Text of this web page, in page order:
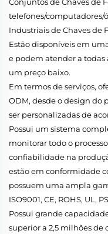
Conjuntos de Chaves de
telefones/computadores/
Industriais de Chaves de
Estão disponíveis em
e podem atender a todas
um preço baixo.
Em termos de serviços,
ODM, desde o design
ser personalizadas de
Possui um sistema
monitorar todo o
confiabilidade na
estão em conformidade
possuem uma ampla
ISO9001, CE, ROHS, UL,
Possui grande
superior a 2,5 milhões de